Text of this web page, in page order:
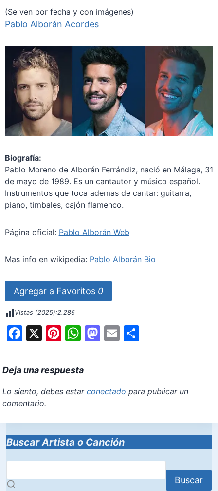
(Se ven por fecha y con imágenes)
Pablo Alborán Acordes
Biografía:
Pablo Moreno de Alborán Ferrándiz, nació en Málaga, 31
de mayo de 1989. Es un cantautor y músico español.
Instrumentos que toca ademas de cantar: guitarra,
piano, timbales, cajón flamenco.
Página oficial: Pablo Alborán Web
Mas info en wikipedia: Pablo Alborán Bio
Agregar a Favoritos 0
Vistas (2025):2.286
F
c
e
b
o
o
k
X Pi
er
e
st
W
at
s
A
p
M
d
n
E S
Deja una respuesta
Lo siento, debes estar conectado para publicar un
comentario.
Buscar Artista o Canción
Buscar